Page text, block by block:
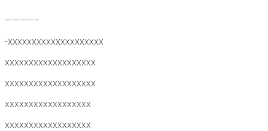
————–
-xxxxxxxxxxxxxxxxxxxx
xxxxxxxxxxxxxxxxxxx
xxxxxxxxxxxxxxxxxxx
xxxxxxxxxxxxxxxxxx
xxxxxxxxxxxxxxxxxx